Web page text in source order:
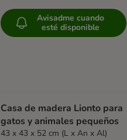
Avisadme cuando
esté disponible
Casa de madera Lionto para
gatos y animales pequeños
43 x 43 x 52 cm (L x An x Al)